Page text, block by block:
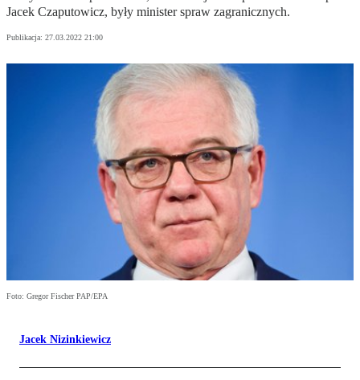
Jacek Czaputowicz, były minister spraw zagranicznych.
Publikacja: 27.03.2022 21:00
Foto: Gregor Fischer PAP/EPA
Jacek Nizinkiewicz